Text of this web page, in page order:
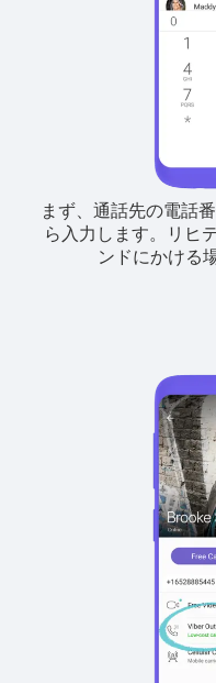
まず、通話先の電話
ら入力します。
リヒ
ンドにかける